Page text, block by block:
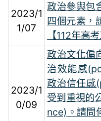
2023/1
1/07
政治參與包
四個元素，
【112年高考
2023/1
0/09
政治文化偏
治效能感
政治信任感
受到重視的
nce)。請問